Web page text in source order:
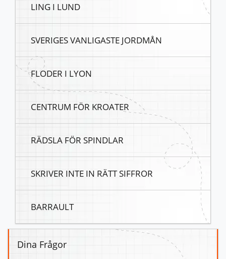
LING I LUND
SVERIGES VANLIGASTE JORDMÅN
FLODER I LYON
CENTRUM FÖR KROATER
RÄDSLA FÖR SPINDLAR
SKRIVER INTE IN RÄTT SIFFROR
BARRAULT
Dina Frågor